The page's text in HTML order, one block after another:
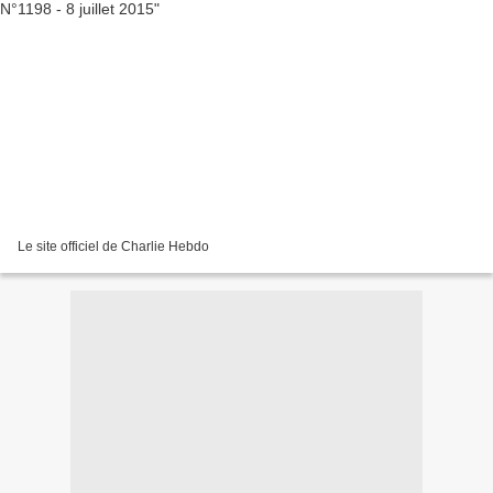
Le site officiel de Charlie Hebdo